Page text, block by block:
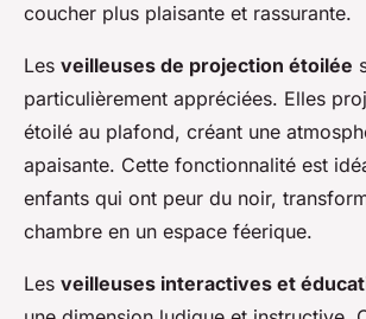
coucher plus plaisante et rassurante.
Les veilleuses de projection étoilée
particulièrement appréciées. Elles
étoilé au plafond, créant une
apaisante. Cette fonctionnalité est
enfants qui ont peur du noir,
chambre en un espace féerique.
Les veilleuses interactives et